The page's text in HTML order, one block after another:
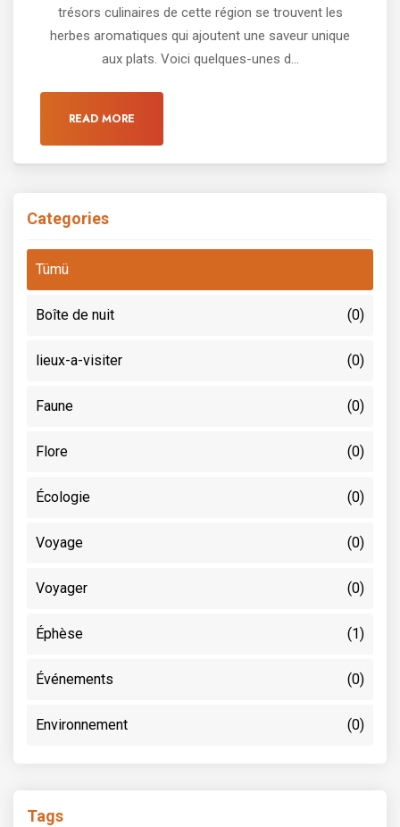
trésors culinaires de cette région se trouvent les
herbes aromatiques qui ajoutent une saveur unique
aux plats. Voici quelques-unes d...
READ MORE
Categories
Tümü
Boîte de nuit (0)
lieux-a-visiter (0)
Faune (0)
Flore (0)
Écologie (0)
Voyage (0)
Voyager (0)
Éphèse (1)
Événements (0)
Environnement (0)
Tags